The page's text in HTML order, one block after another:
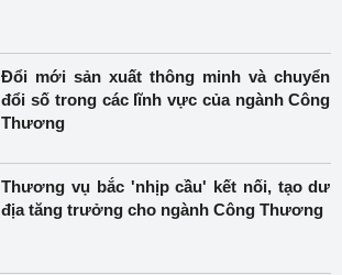
Đổi mới sản xuất thông minh và chuyển
đổi số trong các lĩnh vực của ngành Công
Thương
Thương vụ bắc 'nhịp cầu' kết nối, tạo dư
địa tăng trưởng cho ngành Công Thương